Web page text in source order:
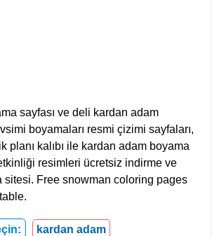
sayfası ve deli kardan adam
boyamaları resmi çizimi sayfaları,
planı kalıbı ile kardan adam boyama
resimleri ücretsiz indirme ve
sitesi. Free snowman coloring pages
kardan adam